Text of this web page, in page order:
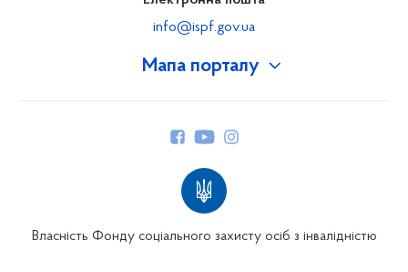
Мапа порталу
info@ispf.gov.ua
Власність Фонду соціального захисту осіб з інвалідністю